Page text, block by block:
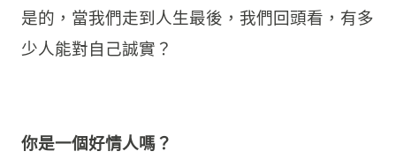
是的，當我們走到人生最後，我們回頭看，有多
少人能對自己誠實？
你是一個好情人嗎？